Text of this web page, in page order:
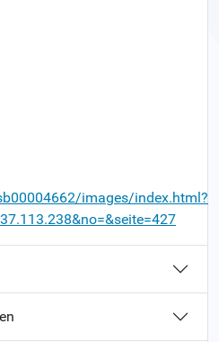
images/index.html?